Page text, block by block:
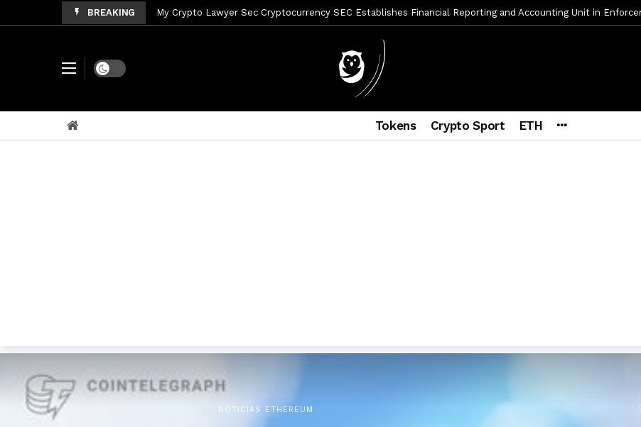
BREAKING My Crypto Lawyer Sec Cryptocurrency SEC Establishes Financial Reporting and Accounting Unit in
My Crypto Lawyer Sec Speeches Cryptocurrency Restoring Regulatory Clarity: Statement on Technical
My Crypto Lawyer Sec News Cynthia Lummis sets Trump condition for CLARITY Act passage
My Crypto Lawyer Sec Cryptocurrency SEC Announces Continuation of Small Business Advisory
Dark mode
Tokens Crypto Sport ETH
NOTICIAS ETHEREUM